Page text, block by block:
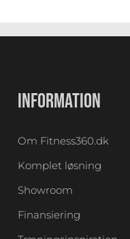
INFORMATION
Om Fitness360.dk
Komplet løsning
Showroom
Finansiering